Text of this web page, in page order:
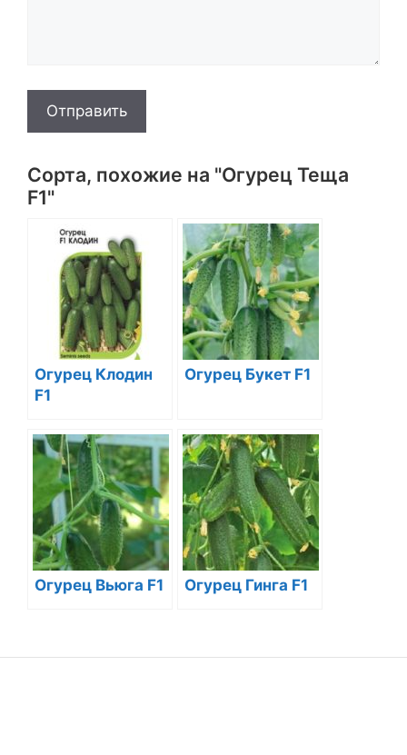
Отправить
Сорта, похожие на "Огурец Теща
F1"
Огурец Клодин
F1
Огурец Букет F1
Огурец Вьюга F1 Огурец Гинга F1